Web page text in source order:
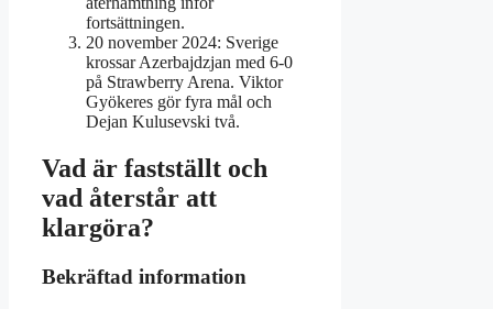
fortsättningen.
20 november 2024: Sverige
krossar Azerbajdzjan med 6-0
på Strawberry Arena. Viktor
Gyökeres gör fyra mål och
Dejan Kulusevski två.
Vad är fastställt och
vad återstår att
klargöra?
Bekräftad information